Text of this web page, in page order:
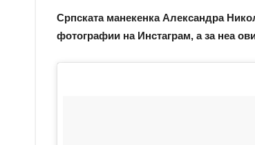
Српската манекенка Александра
фотографии на Инстаграм, а за неа